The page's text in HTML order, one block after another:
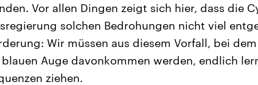
Vor allen Dingen zeigt sich hier, dass die
solchen Bedrohungen nicht viel
Wir müssen aus diesem Vorfall, bei
blauen Auge davonkommen werden, endlich
ziehen.